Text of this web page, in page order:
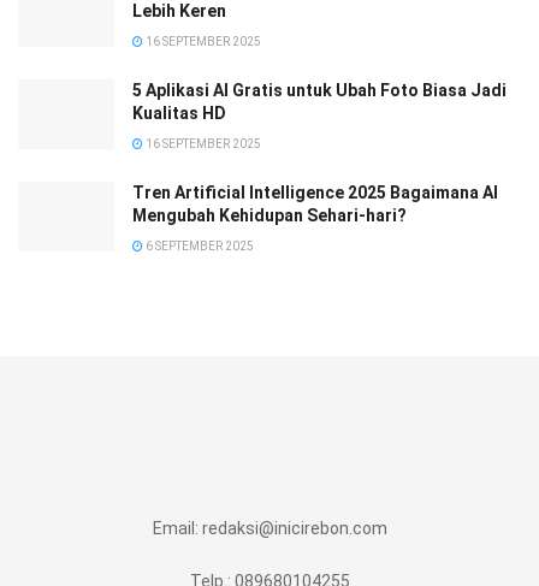
Lebih Keren
16 SEPTEMBER 2025
5 Aplikasi AI Gratis untuk Ubah Foto Biasa Jadi
Kualitas HD
16 SEPTEMBER 2025
Tren Artificial Intelligence 2025 Bagaimana AI
Mengubah Kehidupan Sehari-hari?
6 SEPTEMBER 2025
Email: redaksi@inicirebon.com
Telp.: 089680104255